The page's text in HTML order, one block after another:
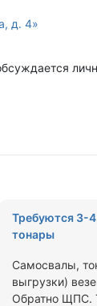
д. 4»
Требуются 3-
тонары
Самосвалы,
выгрузки)
Обратно ЩПС.